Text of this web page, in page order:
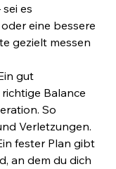
es
eine bessere
gezielt messen
gut
Balance
So
Verletzungen.
fester Plan gibt
an dem du dich